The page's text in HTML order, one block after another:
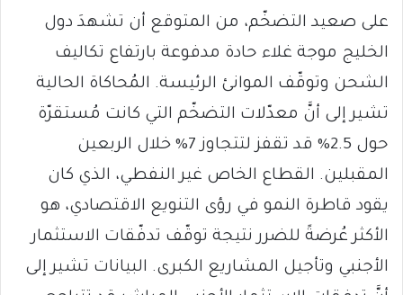
​على صعيد التضخّم، من المتوقع أن تشهدَ دول
الخليج موجة غلاء حادة مدفوعة بارتفاع تكاليف
الشحن وتوقّف الموانئ الرئيسة. المُحاكاة الحالية
تشير إلى أنَّ معدّلات التضخّم التي كانت مُستقرّة
حول 2.5% قد تقفز لتتجاوز 7% خلال الربعين
المقبلين. القطاع الخاص غير النفطي، الذي كان
يقود قاطرة النمو في رؤى التنويع الاقتصادي، هو
الأكثر عُرضةً للضرر نتيجة توقّف تدفّقات الاستثمار
الأجنبي وتأجيل المشاريع الكبرى. البيانات تشير إلى